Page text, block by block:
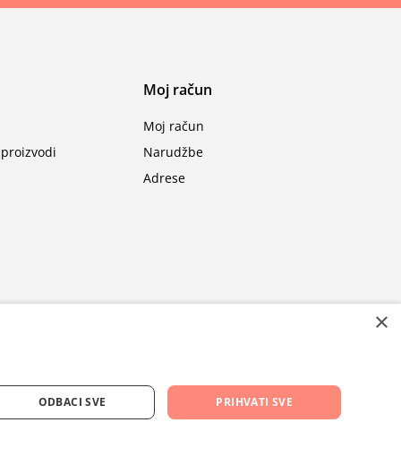
Moj račun
Moj račun
Narudžbe
Adrese
×
PRIHVATI SVE
ODBACI SVE